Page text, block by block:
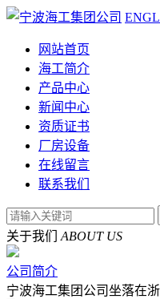
网站首页
海工简介
产品中心
新闻中心
资质证书
厂房设备
在线留言
联系我们
关于我们 ABOUT US
公司简介
宁波海工集团公司坐落在